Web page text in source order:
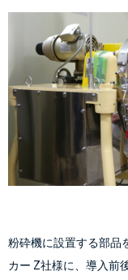
粉砕機に設置する部品
カー Z社様に、導入前